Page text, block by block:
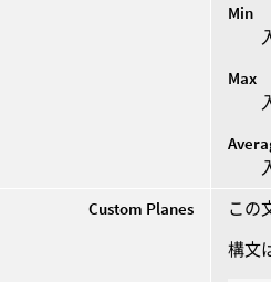
Min
Max
Custom Planes
この
構文